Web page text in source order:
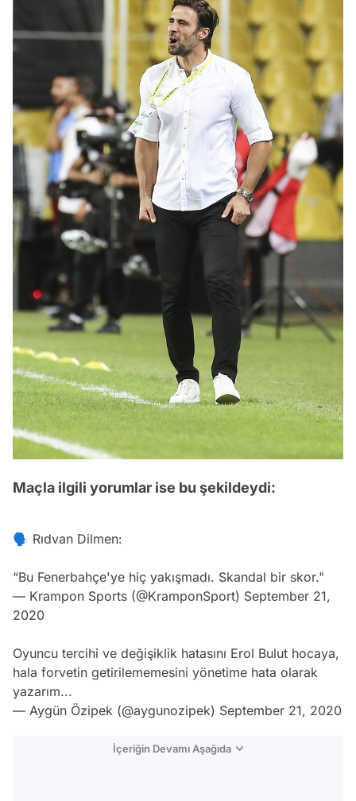
Maçla ilgili yorumlar ise bu şekildeydi:
🗣 Rıdvan Dilmen:
“Bu Fenerbahçe'ye hiç yakışmadı. Skandal bir skor."
— Krampon Sports (@KramponSport) September 21,
2020
Oyuncu tercihi ve değişiklik hatasını Erol Bulut hocaya,
hala forvetin getirilememesini yönetime hata olarak
yazarım...
— Aygün Özipek (@aygunozipek) September 21, 2020
İçeriğin Devamı Aşağıda